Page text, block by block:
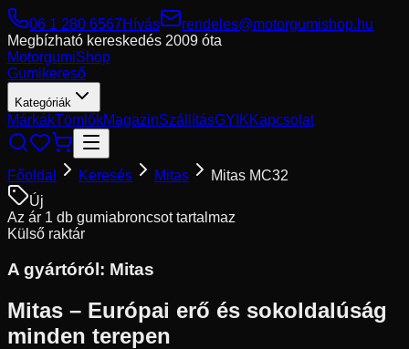
06 1 280 6567Hívás
rendeles@motorgumishop.hu
Megbízható kereskedés 2009 óta
MotorgumiShop
Gumikereső
Kategóriák
MárkákTömlőkMagazinSzállításGYIKKapcsolat
Főoldal Keresés Mitas
Mitas MC32
Új
Az ár 1 db gumiabroncsot tartalmaz
Külső raktár
A gyártóról: Mitas
Mitas – Európai erő és sokoldalúság
minden terepen